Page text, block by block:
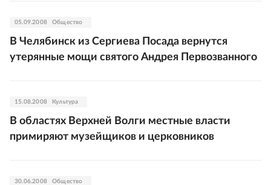
05.09.2008 Общество
В Челябинск из Сергиева Посада вернутся
утерянные мощи святого Андрея Первозванного
15.08.2008 Культура
В областях Верхней Волги местные власти
примиряют музейщиков и церковников
30.06.2008 Общество